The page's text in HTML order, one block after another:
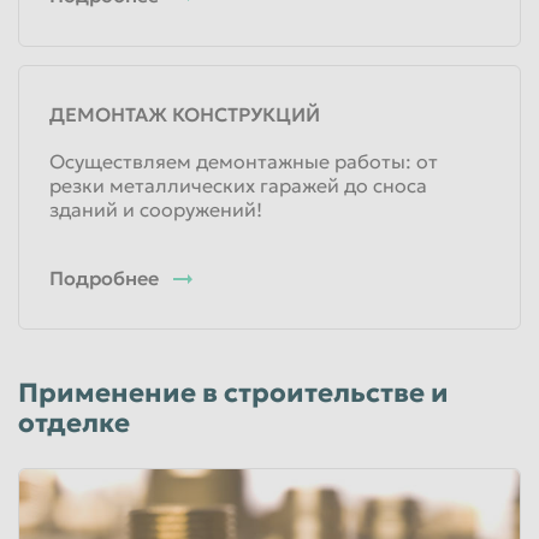
Лом латуни (чушка)
Физические лица
310 руб/кг
Физические лица
310 руб/кг
Лом марочной латуни Л–90
ДЕМОНТАЖ КОНСТРУКЦИЙ
Осуществляем демонтажные работы: от
резки металлических гаражей до сноса
зданий и сооружений!
Подробнее
Применение в строительстве и
отделке